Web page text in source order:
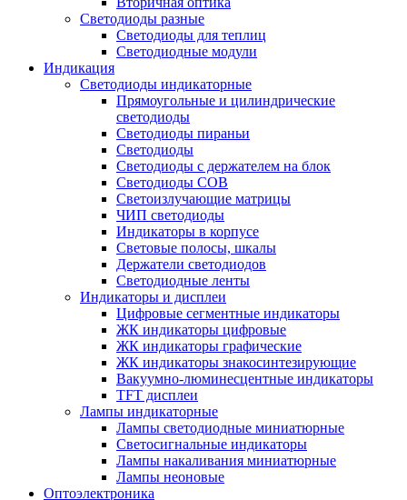
Светодиоды разные
Светодиоды для теплиц
Светодиодные модули
Индикация
Светодиоды индикаторные
Прямоугольные и цилиндрические
светодиоды
Светодиоды пираньи
Светодиоды
Светодиоды с держателем на блок
Светодиоды COB
Светоизлучающие матрицы
ЧИП светодиоды
Индикаторы в корпусе
Световые полосы, шкалы
Держатели светодиодов
Светодиодные ленты
Индикаторы и дисплеи
Цифровые сегментные индикаторы
ЖК индикаторы цифровые
ЖК индикаторы графические
ЖК индикаторы знакосинтезирующие
Вакуумно-люминесцентные индикаторы
TFT дисплеи
Лампы индикаторные
Лампы светодиодные миниатюрные
Светосигнальные индикаторы
Лампы накаливания миниатюрные
Лампы неоновые
Оптоэлектроника